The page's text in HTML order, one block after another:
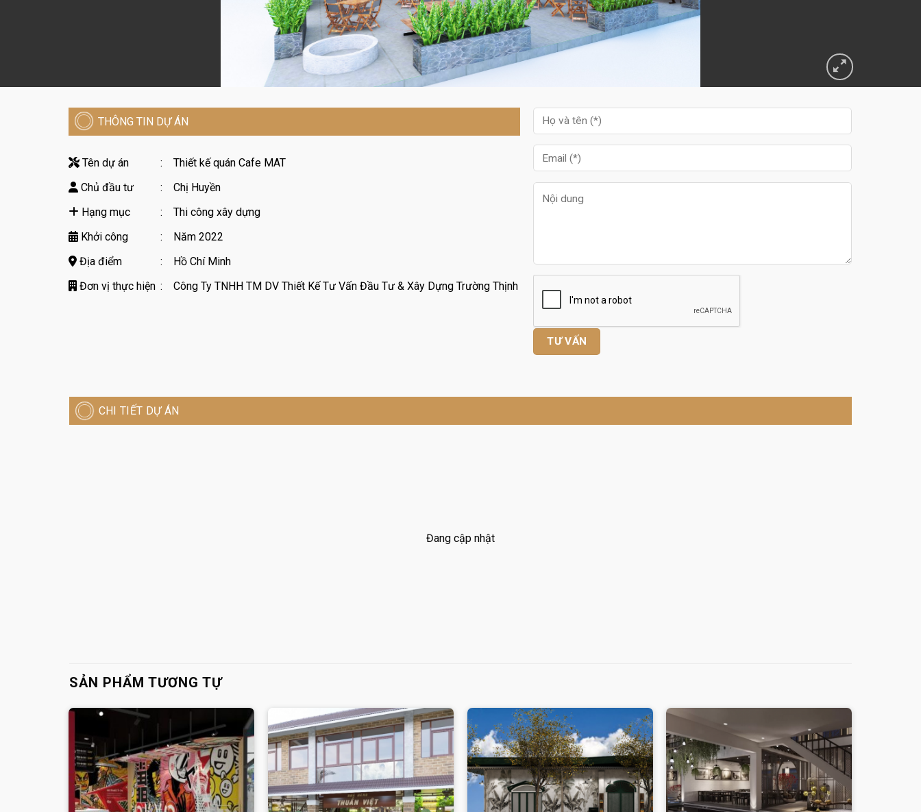
THÔNG TIN DỰ ÁN
Tên dự án :
Thiết kế quán Cafe MAT
Chủ đầu tư
:
Chị Huyền
Hạng mục
:
Thi công xây dựng
Khởi công
:
Năm 2022
Địa điểm
:
Hồ Chí Minh
Đơn vị thực hiện : Công Ty TNHH TM DV Thiết Kế Tư Vấn Đầu Tư & Xây Dựng Trường Thịnh
CHI TIẾT DỰ ÁN
Đang cập nhật
SẢN PHẨM TƯƠNG TỰ